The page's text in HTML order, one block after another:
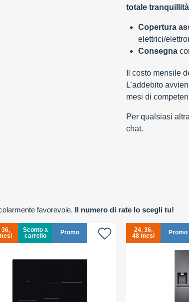
totale
Copertura
elettrici/
Consegna
Il costo mensile
L’addebito
mesi di
Per qualsiasi
chat.
favorevole. Il numero di rate lo scegli tu!
36,
Sconto a
carrello
Promo
24, 36,
48 mesi
Promo